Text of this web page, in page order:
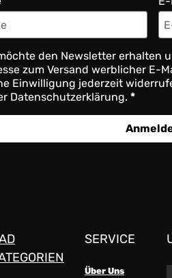
den Newsletter erhalten
zum Versand werblicher E-
Einwilligung jederzeit
Datenschutzerklärung.
SERVICE
Über Uns